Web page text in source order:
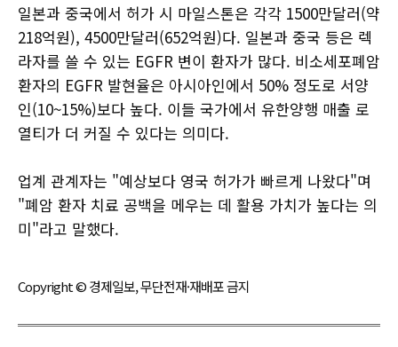
일본과 중국에서 허가 시 마일스톤은 각각 1500만달러(약
218억원), 4500만달러(652억원)다. 일본과 중국 등은 렉
라자를 쓸 수 있는 EGFR 변이 환자가 많다. 비소세포폐암
환자의 EGFR 발현율은 아시아인에서 50% 정도로 서양
인(10~15%)보다 높다. 이들 국가에서 유한양행 매출 로
열티가 더 커질 수 있다는 의미다.
업계 관계자는 "예상보다 영국 허가가 빠르게 나왔다"며
"폐암 환자 치료 공백을 메우는 데 활용 가치가 높다는 의
미"라고 말했다.
Copyright © 경제일보, 무단전재·재배포 금지